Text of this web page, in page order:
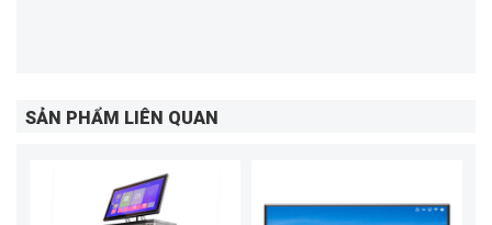
SẢN PHẨM LIÊN QUAN